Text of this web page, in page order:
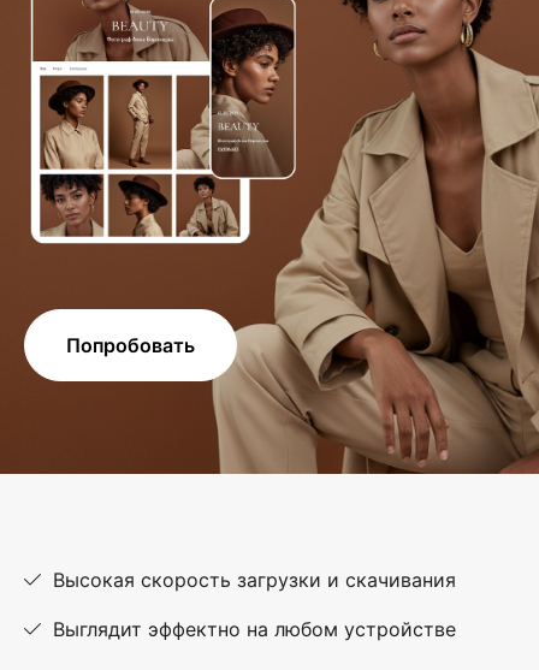
Попробовать
Высокая скорость загрузки и скачивания
Выглядит эффектно на любом устройстве